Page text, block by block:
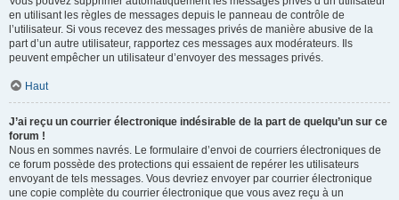
en utilisant les règles de messages depuis le panneau de contrôle de
l’utilisateur. Si vous recevez des messages privés de manière abusive de la
part d’un autre utilisateur, rapportez ces messages aux modérateurs. Ils
peuvent empêcher un utilisateur d’envoyer des messages privés.
Haut
J’ai reçu un courrier électronique indésirable de la part de quelqu’un sur ce
forum !
Nous en sommes navrés. Le formulaire d’envoi de courriers électroniques de
ce forum possède des protections qui essaient de repérer les utilisateurs
envoyant de tels messages. Vous devriez envoyer par courrier électronique
une copie complète du courrier électronique que vous avez reçu à un